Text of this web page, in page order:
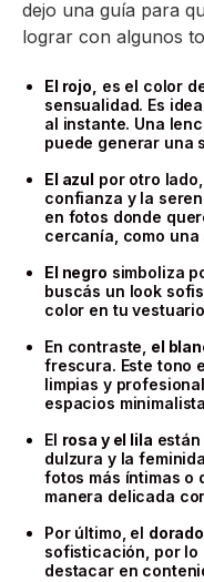
dejo una guía para
lograr con algunos
El rojo,
es el color
sensualidad. Es
al instante. Una
puede generar una
El azul por otro
confianza y la
en fotos donde
cercanía, como
El negro simboliza
buscás un look
color en tu
En contraste, el
frescura. Este tono
limpias y
espacios
El rosa y el lila
dulzura y la
fotos más íntimas o
manera delicada
Por último, el
sofisticación, por lo
destacar en